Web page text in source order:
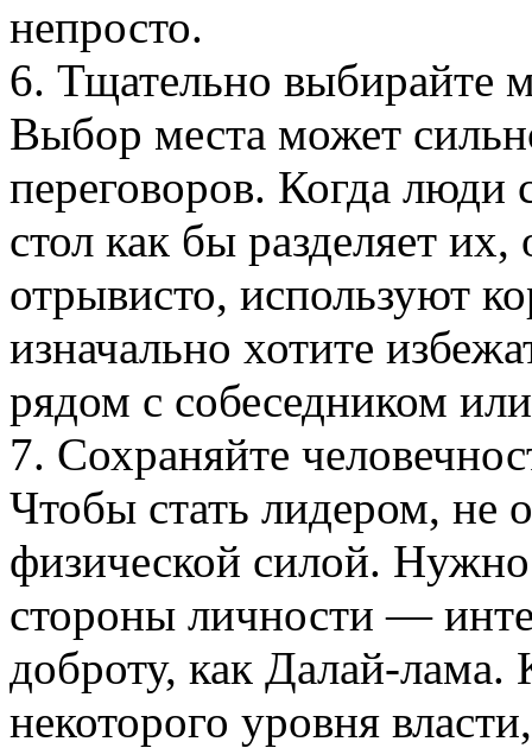
непросто.
6. Тщательно выбирайте
Выбор места может
переговоров. Когда люди
стол как бы разделяет
отрывисто, используют
изначально хотите
рядом с собеседником
7. Сохраняйте
Чтобы стать лидером, не
физической силой.
стороны личности —
доброту, как Далай-лама.
некоторого уровня